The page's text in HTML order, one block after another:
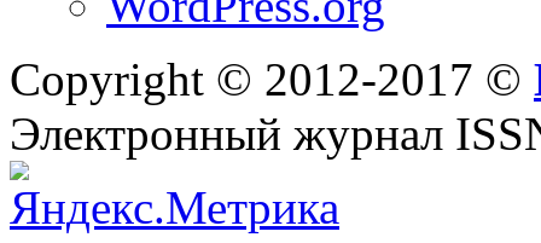
Copyright © 2012-2017 ©
Электронный журнал